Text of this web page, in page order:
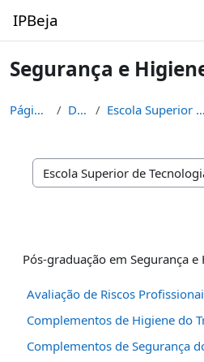
IPBeja
Segurança e
Página principal Disciplinas Escola Superior de Tecnologia e de Gestão
Categorias de disciplinas
Pós-graduação em Segurança
Avaliação de Riscos
Complementos de Higiene do
Complementos de Segurança